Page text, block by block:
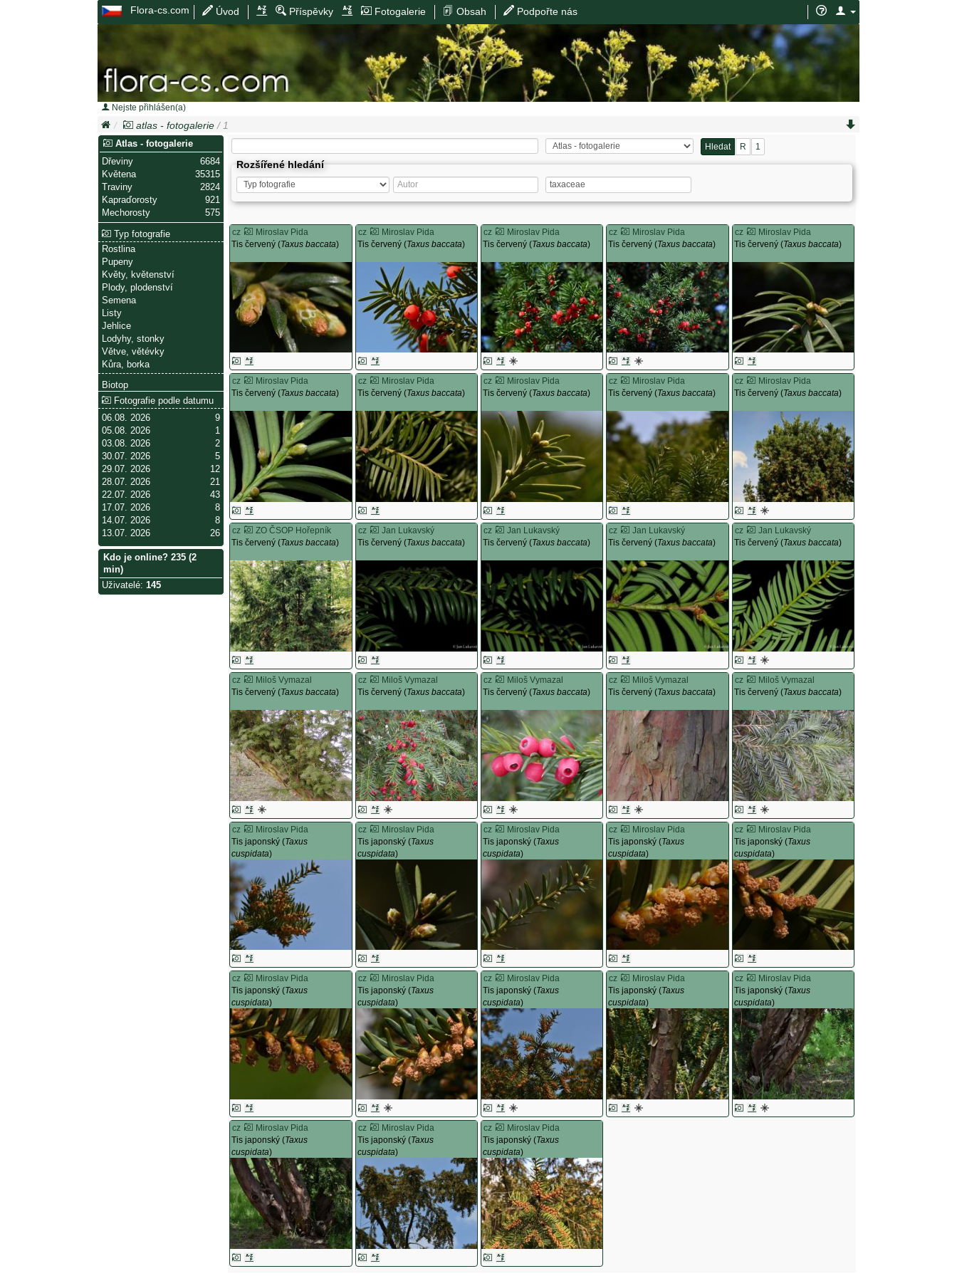
Flora-cs.com Úvod Příspěvky Fotogalerie Obsah Podpořte nás
Nejste přihlášen(a)
atlas - fotogalerie / 1
Hledat R 1
Rozšířené hledání
cz
Miroslav Pida
Tis červený (Taxus baccata)
cz
Miroslav Pida
Tis červený (Taxus baccata)
cz
Miroslav Pida
Tis červený (Taxus baccata)
cz
Miroslav Pida
Tis červený (Taxus baccata)
cz
Miroslav Pida
Tis červený (Taxus baccata)
cz
Miroslav Pida
Tis červený (Taxus baccata)
cz
Miroslav Pida
Tis červený (Taxus baccata)
cz
Miroslav Pida
Tis červený (Taxus baccata)
cz
Miroslav Pida
Tis červený (Taxus baccata)
cz
Miroslav Pida
Tis červený (Taxus baccata)
cz
ZO ČSOP Hořepník
Tis červený (Taxus baccata)
cz
Jan Lukavský
Tis červený (Taxus baccata)
cz
Jan Lukavský
Tis červený (Taxus baccata)
cz
Jan Lukavský
Tis červený (Taxus baccata)
cz
Jan Lukavský
Tis červený (Taxus baccata)
cz
Miloš Vymazal
Tis červený (Taxus baccata)
cz
Miloš Vymazal
Tis červený (Taxus baccata)
cz
Miloš Vymazal
Tis červený (Taxus baccata)
cz
Miloš Vymazal
Tis červený (Taxus baccata)
cz
Miloš Vymazal
Tis červený (Taxus baccata)
cz
Miroslav Pida
Tis japonský (Taxus
cuspidata)
cz
Miroslav Pida
Tis japonský (Taxus
cuspidata)
cz
Miroslav Pida
Tis japonský (Taxus
cuspidata)
cz
Miroslav Pida
Tis japonský (Taxus
cuspidata)
cz
Miroslav Pida
Tis japonský (Taxus
cuspidata)
cz
Miroslav Pida
Tis japonský (Taxus
cuspidata)
cz
Miroslav Pida
Tis japonský (Taxus
cuspidata)
cz
Miroslav Pida
Tis japonský (Taxus
cuspidata)
cz
Miroslav Pida
Tis japonský (Taxus
cuspidata)
cz
Miroslav Pida
Tis japonský (Taxus
cuspidata)
cz
Miroslav Pida
Tis japonský (Taxus
cuspidata)
cz
Miroslav Pida
Tis japonský (Taxus
cuspidata)
cz
Miroslav Pida
Tis japonský (Taxus
cuspidata)
Atlas - fotogalerie
6684
Dřeviny
35315
Květena
2824
Traviny
921
Kapraďorosty
575
Mechorosty
Typ fotografie
Rostlina
Pupeny
Květy, květenství
Plody, plodenství
Semena
Listy
Jehlice
Lodyhy, stonky
Větve, větévky
Kůra, borka
Biotop
Fotografie podle datumu
9
06.08. 2026
1
05.08. 2026
2
03.08. 2026
5
30.07. 2026
12
29.07. 2026
21
28.07. 2026
43
22.07. 2026
8
17.07. 2026
8
14.07. 2026
26
13.07. 2026
Kdo je online? 235 (2
min)
Uživatelé: 145